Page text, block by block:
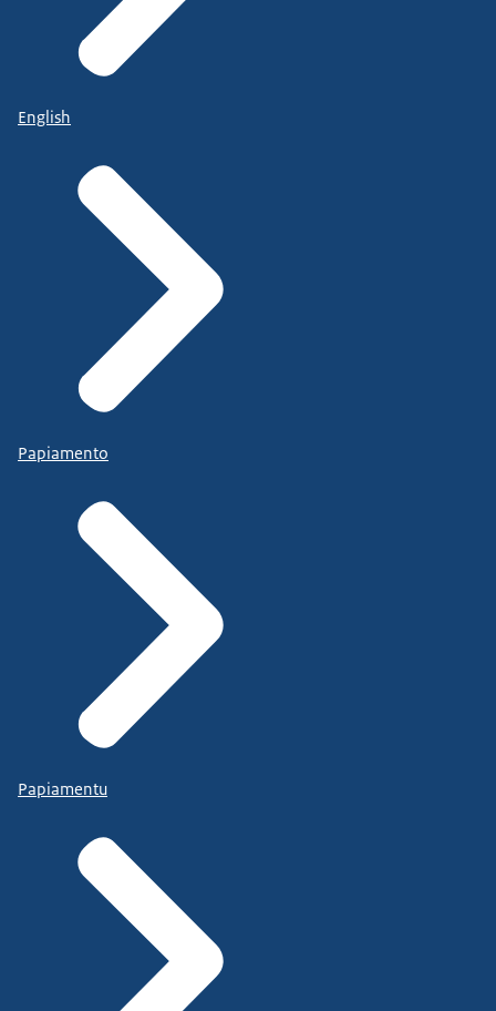
English
Papiamento
Papiamentu